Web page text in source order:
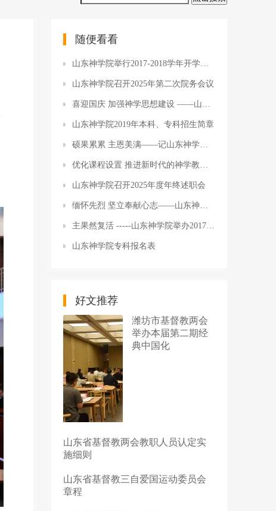
随便看看
山东神学院举行2017-2018学年开学典礼
山东神学院召开2025年第二次院务会议
喜迎国庆 加强神学思想建设 ——山东省基督教两会神学教育和神学思想建设专委会研讨会
山东神学院2019年本科、专科招生简章
硕果累累 主恩美满——记山东神学院2016年毕业典礼
优化课程设置 推进新时代的神学教育 ——山东神学院召开新形势下推进课程设置改革研讨会
山东神学院召开2025年度年终述职会
缅怀先烈 坚立奉献心志——山东神学院全体学生赴英雄山瞻仰革命烈士墓、供稿：王孟坤、王伟、编辑：王增辉、图片：王伟
主果然复活 -----山东神学院举办2017年受难周复活节系列灵修崇拜
山东神学院专科报名表
好文推荐
潍坊市基督教两会
举办本届第二期经
典中国化
山东省基督教两会教职人员认定实
施细则
山东省基督教三自爱国运动委员会
章程